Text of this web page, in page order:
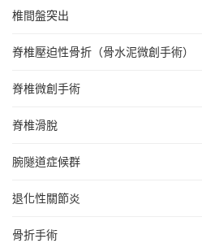
椎間盤突出
脊椎壓迫性骨折（骨水泥微創手術）
脊椎微創手術
脊椎滑脫
腕隧道症候群
退化性關節炎
骨折手術